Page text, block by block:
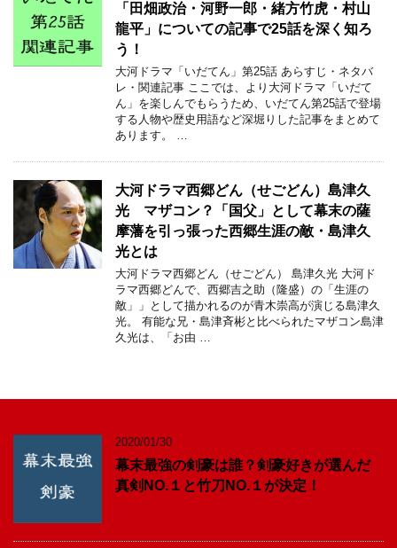
「田畑政治・河野一郎・緒方竹虎・村山
龍平」についての記事で25話を深く知ろ
う！
大河ドラマ「いだてん」第25話 あらすじ・ネタバ
レ・関連記事 ここでは、より大河ドラマ「いだて
ん」を楽しんでもらうため、いだてん第25話で登場
する人物や歴史用語など深堀りした記事をまとめて
あります。 …
大河ドラマ西郷どん（せごどん）島津久
光 マザコン？「国父」として幕末の薩
摩藩を引っ張った西郷生涯の敵・島津久
光とは
大河ドラマ西郷どん（せごどん） 島津久光 大河ド
ラマ西郷どんで、西郷吉之助（隆盛）の「生涯の
敵」」として描かれるのが青木崇高が演じる島津久
光。 有能な兄・島津斉彬と比べられたマザコン島津
久光は、「お由 …
2020/01/30
幕末最強の剣豪は誰？剣豪好きが選んだ
真剣NO.１と竹刀NO.１が決定！